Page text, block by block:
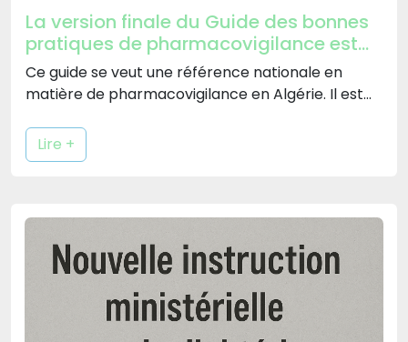
La version finale du Guide des bonnes
pratiques de pharmacovigilance est
désormais disponible
Ce guide se veut une référence nationale en
matière de pharmacovigilance en Algérie. Il est
Lire +